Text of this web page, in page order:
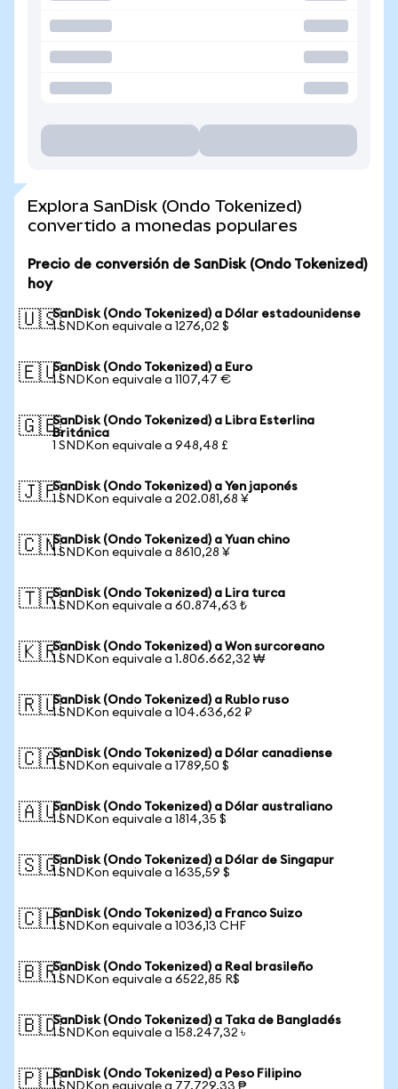
Explora SanDisk (Ondo Tokenized)
convertido a monedas populares
Precio de conversión de SanDisk (Ondo Tokenized)
hoy
🇺🇸SanDisk (Ondo Tokenized) a Dólar estadounidense
1 SNDKon equivale a 1276,02 $
🇪🇺SanDisk (Ondo Tokenized) a Euro
1 SNDKon equivale a 1107,47 €
🇬🇧SanDisk (Ondo Tokenized) a Libra Esterlina
Británica
1 SNDKon equivale a 948,48 £
🇯🇵SanDisk (Ondo Tokenized) a Yen japonés
1 SNDKon equivale a 202.081,68 ¥
🇨🇳SanDisk (Ondo Tokenized) a Yuan chino
1 SNDKon equivale a 8610,28 ¥
🇹🇷SanDisk (Ondo Tokenized) a Lira turca
1 SNDKon equivale a 60.874,63 ₺
🇰🇷SanDisk (Ondo Tokenized) a Won surcoreano
1 SNDKon equivale a 1.806.662,32 ₩
🇷🇺SanDisk (Ondo Tokenized) a Rublo ruso
1 SNDKon equivale a 104.636,62 ₽
🇨🇦SanDisk (Ondo Tokenized) a Dólar canadiense
1 SNDKon equivale a 1789,50 $
🇦🇺SanDisk (Ondo Tokenized) a Dólar australiano
1 SNDKon equivale a 1814,35 $
🇸🇬SanDisk (Ondo Tokenized) a Dólar de Singapur
1 SNDKon equivale a 1635,59 $
🇨🇭SanDisk (Ondo Tokenized) a Franco Suizo
1 SNDKon equivale a 1036,13 CHF
🇧🇷SanDisk (Ondo Tokenized) a Real brasileño
1 SNDKon equivale a 6522,85 R$
🇧🇩SanDisk (Ondo Tokenized) a Taka de Bangladés
1 SNDKon equivale a 158.247,32 ৳
🇵🇭SanDisk (Ondo Tokenized) a Peso Filipino
1 SNDKon equivale a 77.729,33 ₱